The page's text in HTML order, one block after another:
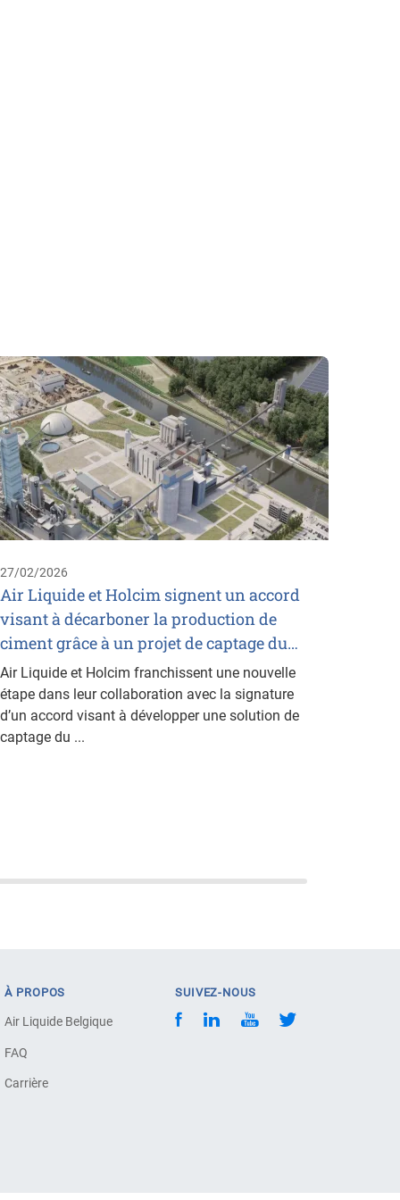
27/02/2026
Air Liquide et Holcim signent un accord
visant à décarboner la production de
ciment grâce à un projet de captage du…
Air Liquide et Holcim franchissent une nouvelle
étape dans leur collaboration avec la signature
d’un accord visant à développer une solution de
captage du ...
À PROPOS
Air Liquide Belgique
FAQ
Carrière
SUIVEZ-NOUS